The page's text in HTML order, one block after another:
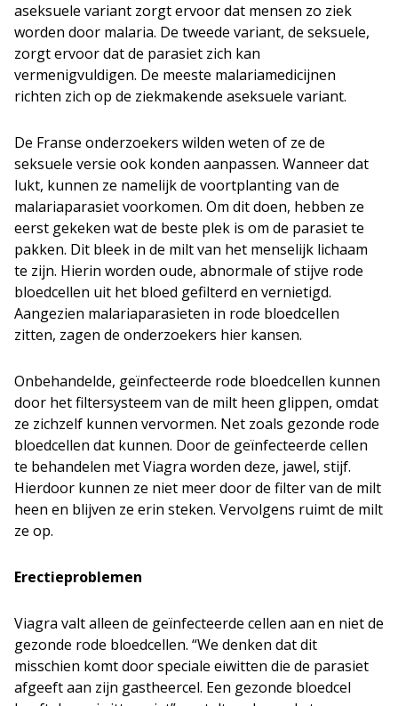
aseksuele variant zorgt ervoor dat mensen zo ziek
worden door malaria. De tweede variant, de seksuele,
zorgt ervoor dat de parasiet zich kan
vermenigvuldigen. De meeste malariamedicijnen
richten zich op de ziekmakende aseksuele variant.
De Franse onderzoekers wilden weten of ze de
seksuele versie ook konden aanpassen. Wanneer dat
lukt, kunnen ze namelijk de voortplanting van de
malariaparasiet voorkomen. Om dit doen, hebben ze
eerst gekeken wat de beste plek is om de parasiet te
pakken. Dit bleek in de milt van het menselijk lichaam
te zijn. Hierin worden oude, abnormale of stijve rode
bloedcellen uit het bloed gefilterd en vernietigd.
Aangezien malariaparasieten in rode bloedcellen
zitten, zagen de onderzoekers hier kansen.
Onbehandelde, geïnfecteerde rode bloedcellen kunnen
door het filtersysteem van de milt heen glippen, omdat
ze zichzelf kunnen vervormen. Net zoals gezonde rode
bloedcellen dat kunnen. Door de geïnfecteerde cellen
te behandelen met Viagra worden deze, jawel, stijf.
Hierdoor kunnen ze niet meer door de filter van de milt
heen en blijven ze erin steken. Vervolgens ruimt de milt
ze op.
Erectieproblemen
Viagra valt alleen de geïnfecteerde cellen aan en niet de
gezonde rode bloedcellen. “We denken dat dit
misschien komt door speciale eiwitten die de parasiet
afgeeft aan zijn gastheercel. Een gezonde bloedcel